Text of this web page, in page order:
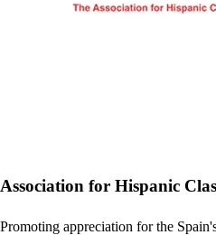
Association for Hispanic
Promoting appreciation for the